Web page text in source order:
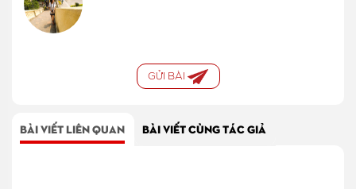
GỬI BÀI
BÀI VIẾT LIÊN QUAN BÀI VIẾT CÙNG TÁC GIẢ